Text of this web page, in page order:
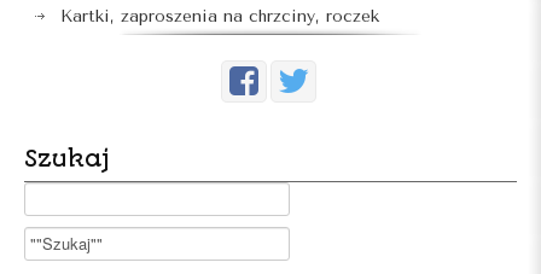
Kartki, zaproszenia na chrzciny, roczek
Szukaj